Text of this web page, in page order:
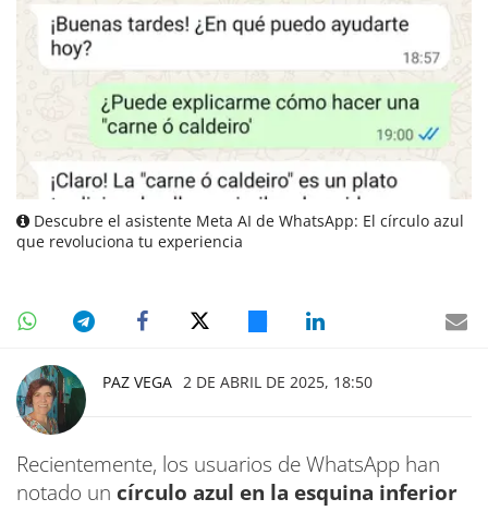
Descubre el asistente Meta AI de WhatsApp: El círculo azul
que revoluciona tu experiencia
PAZ VEGA 2 DE ABRIL DE 2025, 18:50
Recientemente, los usuarios de WhatsApp han
notado un círculo azul en la esquina inferior